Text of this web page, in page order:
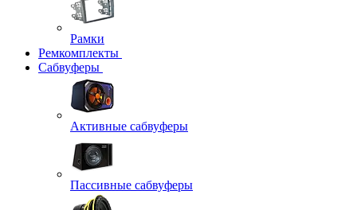
Рамки
Ремкомплекты
Сабвуферы
Активные сабвуферы
Пассивные сабвуферы